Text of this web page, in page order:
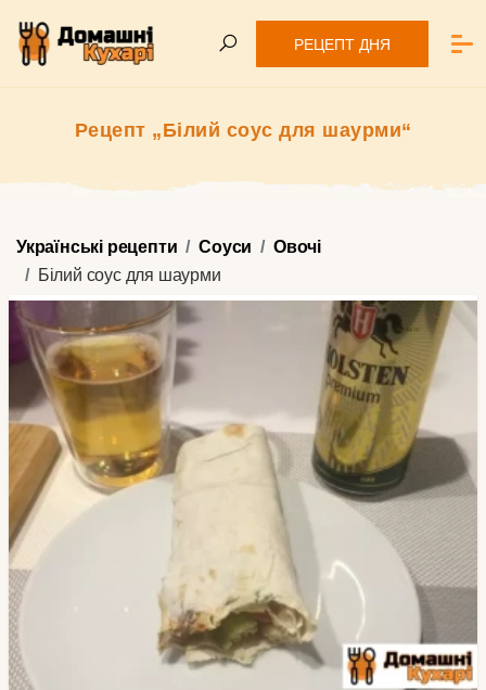
РЕЦЕПТ ДНЯ
Рецепт „Білий соус для шаурми“
Українські рецепти Соуси
Овочі
Білий соус для шаурми